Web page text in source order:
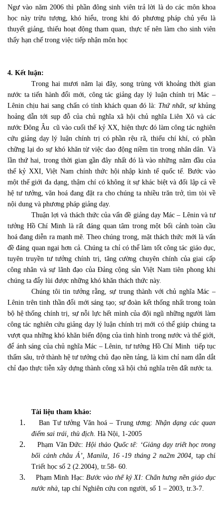
Ngư vào năm 2006 thì phần đông sinh viên trả lời là do các môn khoa
học này trừu tượng, khó hiểu, trong khi đó phương pháp chủ yếu là
thuyết giảng, thiếu hoạt động tham quan, thực tế nên làm cho sinh viên
thấy hạn chế trong việc tiếp nhận môn học
4. Kết luận:
Trong hai mươi năm lại đây, song trùng với khoảng thời gian
nước ta tiến hành đổi mới, công tác giảng dạy lý luận chính trị Mác –
Lênin chịu hai sang chấn có tính khách quan đó là: Thứ nhất , sự khủng
hoảng dẫn tới sụp đỗ của chủ nghĩa xã hội chủ nghĩa Liên Xô và các
nước Đông Âu
cũ vào cuối thế kỷ XX, hiện thực đó làm công tác nghiên
cứu giảng dạy lý luận chính trị có phần rệu rã, thiếu chí khí, có phần
chững lại do sự khó khăn từ việc dao động niềm tin trong nhân dân. Và
lần thứ hai, trong thời gian gần đây nhất đó là vào những năm đầu của
thế kỷ XXI, Việt Nam chính thức hội nhập kinh tế quốc tế. Bước vào
một thế giới đa dạng, thậm chí có không ít sự khác biệt và đối lập cả về
hệ tư tưởng, văn hoá đang đặt ra cho chúng ta nhiều trăn trở, tìm tòi về
nội dung và phương pháp giảng dạy.
Thuận lợi và thách thức của vấn đề giảng dạy Mác – Lênin và tư
tưởng Hồ Chí Minh là rất đáng quan tâm trong một bối cảnh toàn cầu
hoá đang diễn ra mạnh mẽ. Theo chúng trong, mặt thách thức mới là vấn
đề đáng quan ngại hơn cả. Chúng ta chỉ có thể làm tốt công tác giáo dục,
tuyên truyền tư tưởng chính trị, tăng cường chuyên chính của giai cấp
công nhân và sự lãnh đạo của Đảng cộng sản Việt Nam tiên phong khi
chúng ta đẩy lùi được những khó khăn thách thức này.
Chúng tôi tin tưởng rằng, sự trung thành với chủ nghĩa Mác –
Lênin trên tinh thần đổi mới sáng tạo; sự đoàn kết thống nhất trong toàn
bộ hệ thống chính trị, sự nỗi lực hết mình của đội ngũ những người làm
công tác nghiên cứu giảng dạy lý luận chính trị mới có thể giúp chúng ta
vượt qua những khó khăn biến động của tình hình trong nước và thế giới,
để ánh sáng của chủ nghĩa Mác – Lênin, tư tưởng Hồ Chí Minh
tiếp tục
thấm sâu, trở thành hệ tư tưởng chủ đạo nền tảng, là kim chỉ nam dẫn dắt
chỉ đạo thực tiễn xây dựng thành công xã hội chủ nghĩa trên đất nước ta.
Tài liệu tham khảo:
1. Ban Tư tưởng Văn hoá – Trung ương: Nhận dạng các quan
điểm sai trái, thù địch. Hà Nội, 1-2005
2. Phạm Văn Đức: Hội thảo Quốc tế: ‘Giảng dạy triết học trong
bối cảnh châu Á’, Manila, 16 -19 tháng 2 na2m 2004, tạp chí
Triết học số 2 (2.2004), tr.58- 60.
3. Phạm Minh Hạc: Bước vào thế kỷ XI: Chấn hưng nền giáo dục
nước nhà, tạp chí Nghiên cứu con người, số 1 – 2003, tr.3-7.